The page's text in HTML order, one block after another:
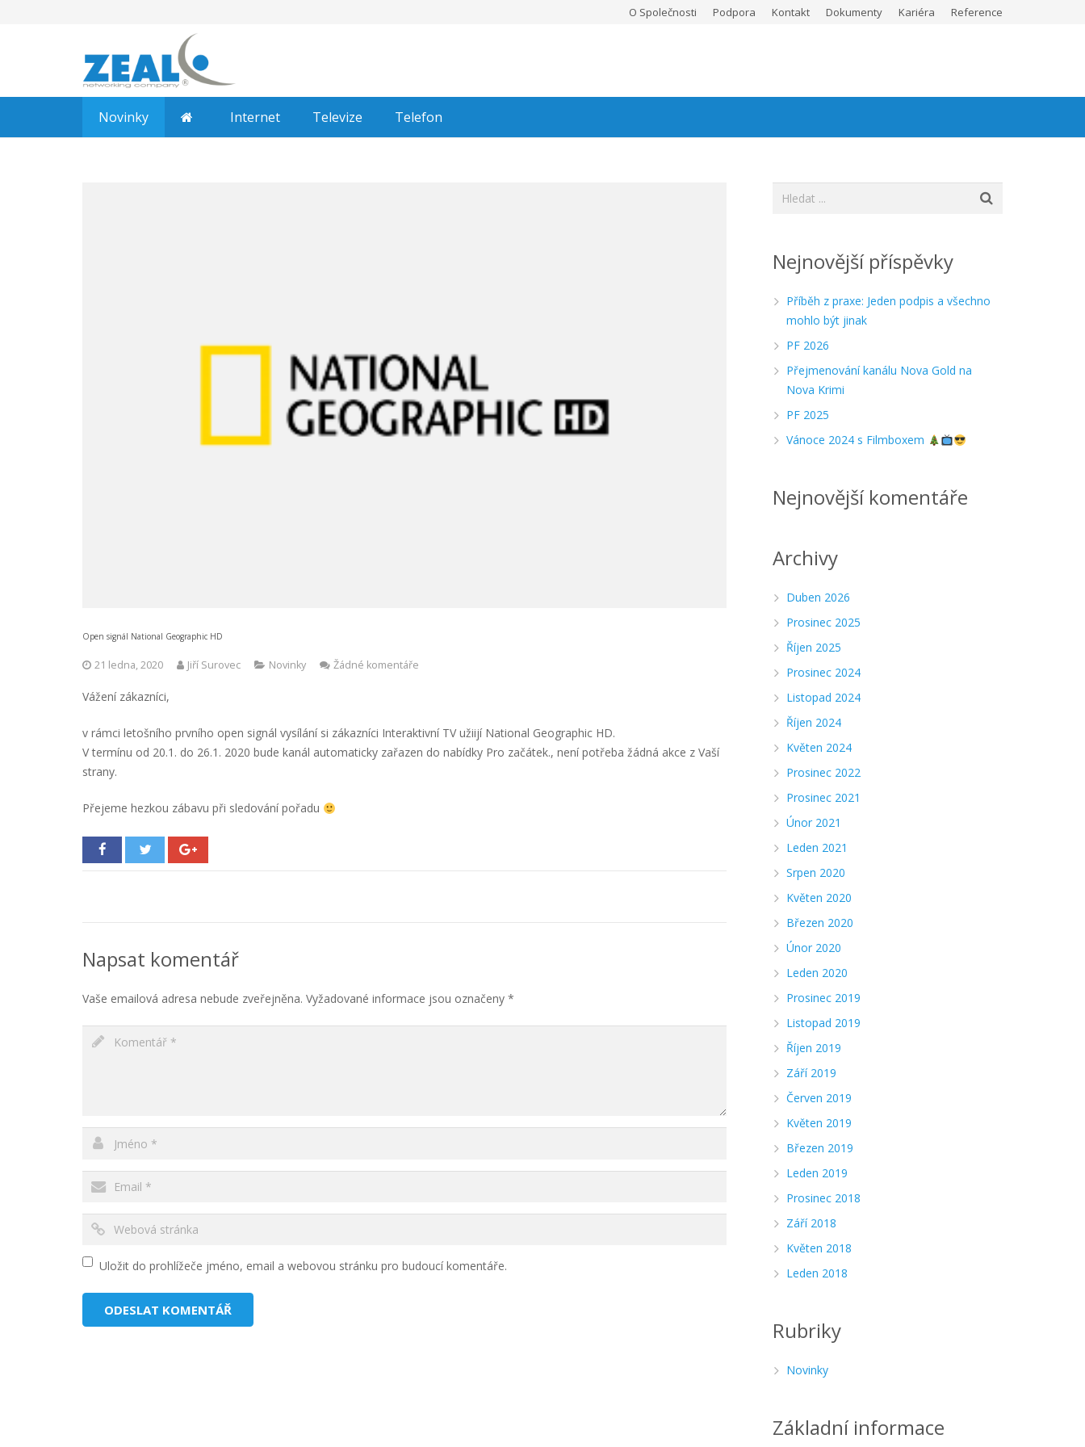
O Společnosti Podpora Kontakt Dokumenty Kariéra Reference
Novinky Internet Televize Telefon
Open signál National Geographic HD
21 ledna, 2020 Jiří Surovec Novinky Žádné komentáře
Vážení zákazníci,
v rámci letošního prvního open signál vysílání si zákazníci Interaktivní TV užiijí National Geographic HD.
V termínu od 20.1. do 26.1. 2020 bude kanál automaticky zařazen do nabídky Pro začátek., není potřeba žádná akce z Vaší
strany.
Přejeme hezkou zábavu při sledování pořadu
Napsat komentář
Vaše emailová adresa nebude zveřejněna. Vyžadované informace jsou označeny *
Uložit do prohlížeče jméno, email a webovou stránku pro budoucí komentáře.
Nejnovější příspěvky
Příběh z praxe: Jeden podpis a všechno
mohlo být jinak
PF 2026
Přejmenování kanálu Nova Gold na
Nova Krimi
PF 2025
Vánoce 2024 s Filmboxem
Nejnovější komentáře
Archivy
Duben 2026
Prosinec 2025
Říjen 2025
Prosinec 2024
Listopad 2024
Říjen 2024
Květen 2024
Prosinec 2022
Prosinec 2021
Únor 2021
Leden 2021
Srpen 2020
Květen 2020
Březen 2020
Únor 2020
Leden 2020
Prosinec 2019
Listopad 2019
Říjen 2019
Září 2019
Červen 2019
Květen 2019
Březen 2019
Leden 2019
Prosinec 2018
Září 2018
Květen 2018
Leden 2018
Rubriky
Novinky
Základní informace